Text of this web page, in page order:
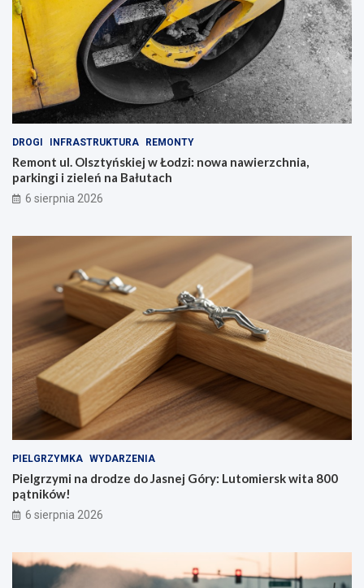
DROGI INFRASTRUKTURA REMONTY
Remont ul. Olsztyńskiej w Łodzi: nowa nawierzchnia,
parkingi i zieleń na Bałutach
6 sierpnia 2026
PIELGRZYMKA WYDARZENIA
Pielgrzymi na drodze do Jasnej Góry: Lutomiersk wita 800
pątników!
6 sierpnia 2026